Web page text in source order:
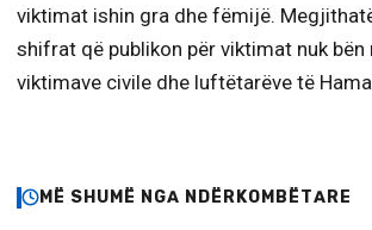
viktimat ishin gra dhe fëmijë.
shifrat që publikon për viktimat nuk bën
viktimave civile dhe luftëtarëve të
MË SHUMË NGA NDËRKOMBËTARE